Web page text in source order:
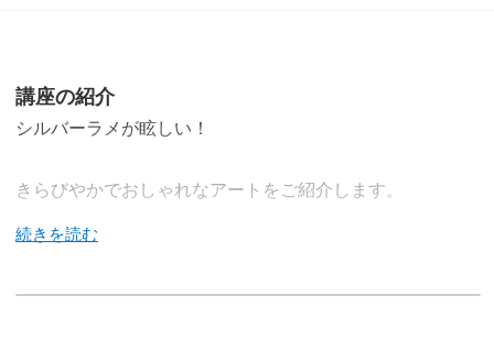
講座の紹介
シルバーラメが眩しい！
きらびやかでおしゃれなアートをご紹介します。